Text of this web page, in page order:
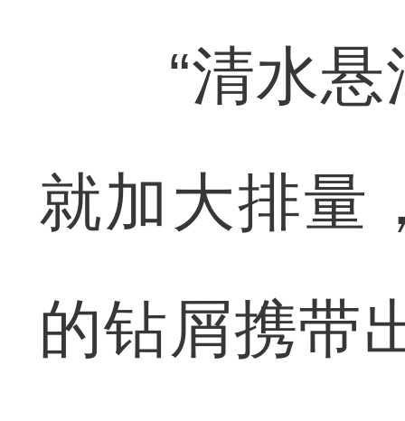
“清水悬
就加大排量
的钻屑携带